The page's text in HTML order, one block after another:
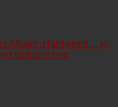
Album „Hardwired… to
sinfonischen